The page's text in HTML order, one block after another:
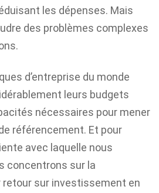
les dépenses. Mais
des problèmes complexes
d’entreprise du monde
leurs budgets
nécessaires pour mener
référencement. Et pour
avec laquelle nous
concentrons sur la
sur investissement en